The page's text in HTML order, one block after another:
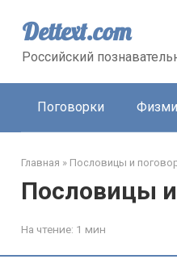
Dettext.com
Российский
Поговорки
Главная » Пословицы и
Пословицы
На чтение: 1 мин